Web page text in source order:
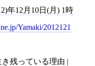
年12月10日(月) 1時
Yamaki/2012121
き残っている理由 |